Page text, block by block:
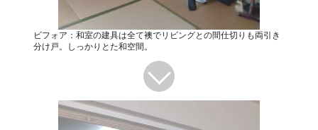
ビフォア：和室の建具は全て襖でリビングとの間仕切りも両引き
分け戸。しっかりとた和空間。